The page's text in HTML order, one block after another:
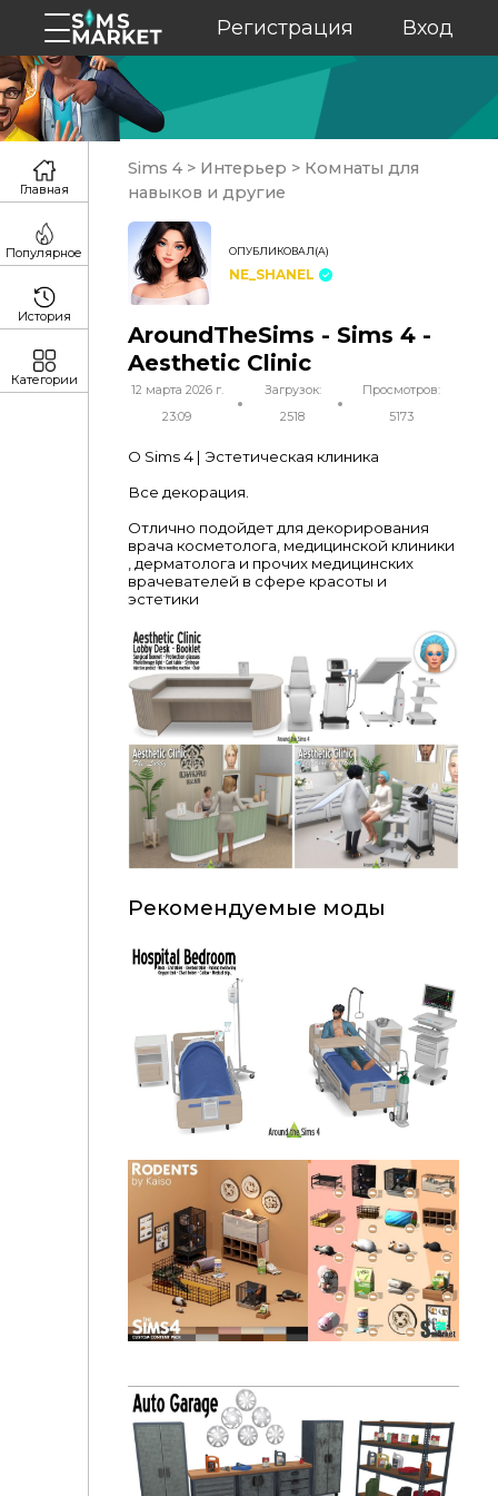
Регистрация Вход
Sims 4 > Интерьер > Комнаты для
навыков и другие
ОПУБЛИКОВАЛ(А)
NE_SHANEL
AroundTheSims - Sims 4 -
Aesthetic Clinic
12 марта 2026 г.
23:09
Загрузок:
2518
Просмотров:
5173
О Sims 4 | Эстетическая клиника
Все декорация.
Отлично подойдет для декорирования
врача косметолога, медицинской клиники
, дерматолога и прочих медицинских
врачевателей в сфере красоты и
эстетики
Рекомендуемые моды
⚕️AroundTheSims - Sims 4 - Hospital Bedroom🏥
Главная
Популярное
История
Категории